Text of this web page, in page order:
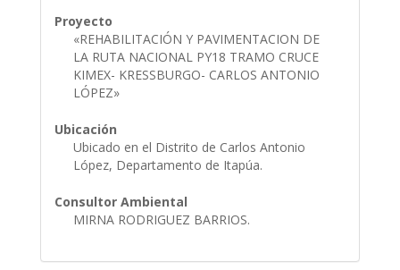
Proyecto
«REHABILITACIÓN Y PAVIMENTACION DE
LA RUTA NACIONAL PY18 TRAMO CRUCE
KIMEX- KRESSBURGO- CARLOS ANTONIO
LÓPEZ»
Ubicación
Ubicado en el Distrito de Carlos Antonio
López, Departamento de Itapúa.
Consultor Ambiental
MIRNA RODRIGUEZ BARRIOS.